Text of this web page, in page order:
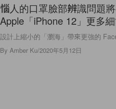
惱人的口罩臉部辨識問題
Apple「iPhone 12」更多
設計上縮小的「瀏海」帶來更強的
By Amber Ku/2020年5月12日